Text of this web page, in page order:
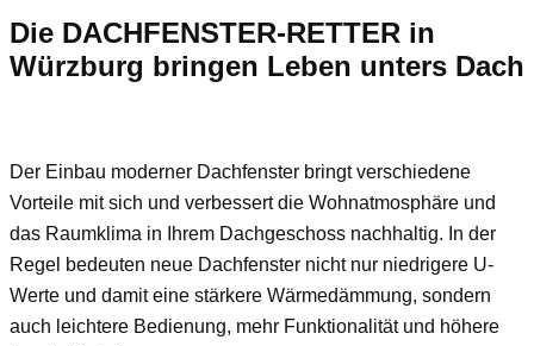
Die DACHFENSTER-RETTER in
Würzburg bringen Leben unters Dach
Der Einbau moderner Dachfenster bringt verschiedene
Vorteile mit sich und verbessert die Wohnatmosphäre und
das Raumklima in Ihrem Dachgeschoss nachhaltig. In der
Regel bedeuten neue Dachfenster nicht nur niedrigere U-
Werte und damit eine stärkere Wärmedämmung, sondern
auch leichtere Bedienung, mehr Funktionalität und höhere